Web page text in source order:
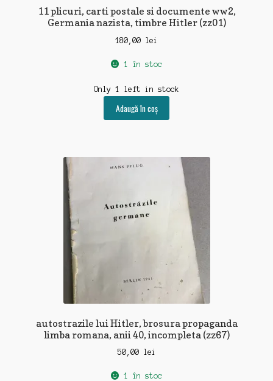
11 plicuri, carti postale si documente ww2,
Germania nazista, timbre Hitler (zz01)
180,00 lei
1 în stoc
Only 1 left in stock
Adaugă în coș
autostrazile lui Hitler, brosura propaganda
limba romana, anii 40, incompleta (zz67)
50,00 lei
1 în stoc